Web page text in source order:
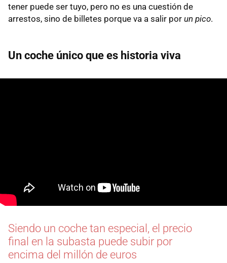
tener puede ser tuyo, pero no es una cuestión de
arrestos, sino de billetes porque va a salir por un pico.
Un coche único que es historia viva
Siendo un coche tan especial, el precio
final en la subasta puede subir por
encima del millón de euros